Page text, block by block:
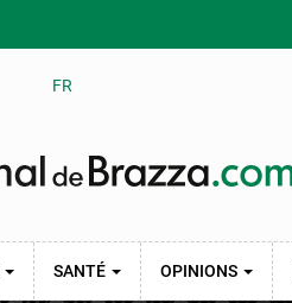
FR
SANTÉ OPINIONS